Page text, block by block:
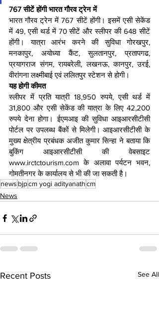
767 सीटें होंगी भारत गौरव ट्रेन में
भारत गौरव ट्रेन में 767 सीटें होंगी। इसमें एसी सेकेंड
में 49, एसी थर्ड में 70 सीटें और स्लीपर की 648 सीटें
होंगी। यात्रा आरंभ करने की सुविधा गोरखपुर,
मनकापुर, अयोध्या कैंट, सुलतानपुर, प्रतापगढ,
प्रयागराज संगम, रायबरेली, लखनऊ, कानपुर, उरई,
वीरांगना लक्ष्मीबाई एवं ललितपुर स्टेशन से होगी।
यह होगी कीमत
स्लीपर में प्रति यात्री 18,950 रुपये, एसी थर्ड में
31,800 और एसी सेकेंड की यात्रा के लिए 42,200
रुपये देना होगा। ईएमआइ की सुविधा आइआरसीटीसी
पोर्टल पर उपलब्ध बैंकों से मिलेगी। आइआरसीटीसी के
मुख्य क्षेत्रीय प्रबंधक अजीत कुमार सिन्हा ने बताया कि
बुकिंग आइआरसीटीसी की वेबसाइट
www.irctctourism.com के अलावा पर्यटन भवन,
गोमतीनगर के कार्यालय से भी की जा सकती है।
news bjpcm yogi adityanathcm
News
Recent Posts See All